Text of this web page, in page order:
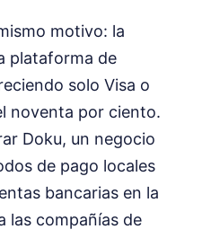
motivo: la
plataforma de
solo Visa o
noventa por ciento.
Doku, un negocio
de pago locales
bancarias en la
las compañías de